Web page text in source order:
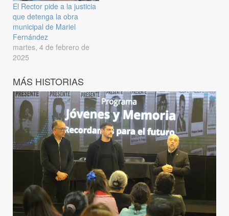
El Rector pide a la justicia
que detenga la obra
municipal de Mariel
Fernández
martes, 4 de febrero de
2025
MÁS HISTORIAS